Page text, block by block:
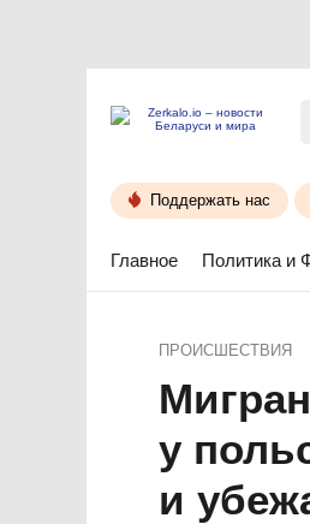
Поддержать нас
Главное Политика и
ПРОИСШЕСТВИЯ
у
и